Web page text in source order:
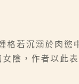
若沉溺於肉
陰，作者以此